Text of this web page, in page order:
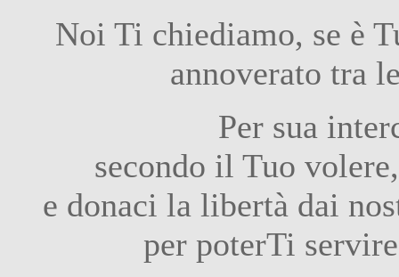
Noi Ti chiediamo, se è
annoverato tra
Per sua
secondo il Tuo
e donaci la libertà dai
per poterTi